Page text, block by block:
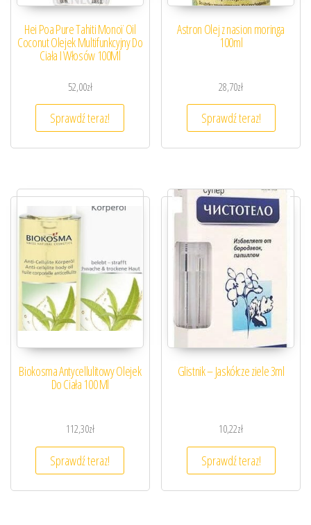
Hei Poa Pure Tahiti Monoï Oil
Coconut Olejek Multifunkcyjny Do
Ciała I Włosów 100Ml
52,00zł
Sprawdź teraz!
Astron Olej z nasion moringa
100ml
28,70zł
Sprawdź teraz!
Biokosma Antycellulitowy Olejek
Do Ciała 100 Ml
112,30zł
Sprawdź teraz!
Glistnik – Jaskółcze ziele 3ml
10,22zł
Sprawdź teraz!